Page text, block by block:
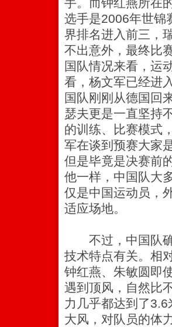
选手是2006年世锦
界排名进入前三，
不出意外，最终比
国队情况来看，运
看，杨文军已经进
国队刚刚从德国回
瑟夫更是一直坚持
的训练、比赛模式
军在谈到预赛大家
但是毕竟是决赛前
他一样，中国队大
仅是中国运动员，
适应场地。
不过，中国队确
技术特点有关。相
钟红燕、朱敏圆即
遇到顶风，自然比
力几乎都达到了
大风，对队员的体